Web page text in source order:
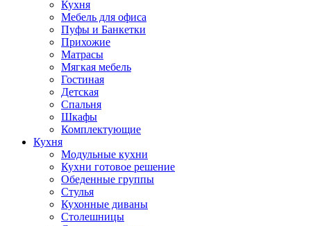
Кухня
Мебель для офиса
Пуфы и Банкетки
Прихожие
Матрасы
Мягкая мебель
Гостиная
Детская
Спальня
Шкафы
Комплектующие
Кухня
Модульные кухни
Кухни готовое решение
Обеденные группы
Стулья
Кухонные диваны
Столешницы